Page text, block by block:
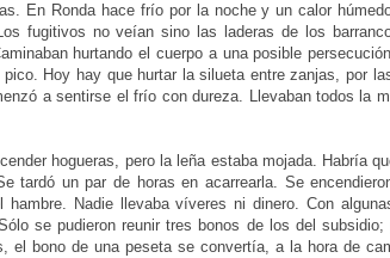
En Ronda hace frío por la noche y un calor
fugitivos no veían sino las laderas de los
hurtando el cuerpo a unaposible
Hoy hay que hurtar la silueta entre zanjas, por
a sentirse elfrío con dureza. Llevaban todos la
hogueras, pero la leña estaba mojada. Habría
tardó un par de horas en acarrearla. Se
hambre. Nadie llevaba víveres ni dinero. Con
se pudieron reunir tres bonos de los del subsidio;
el bono de una peseta seconvertía, a la hora de